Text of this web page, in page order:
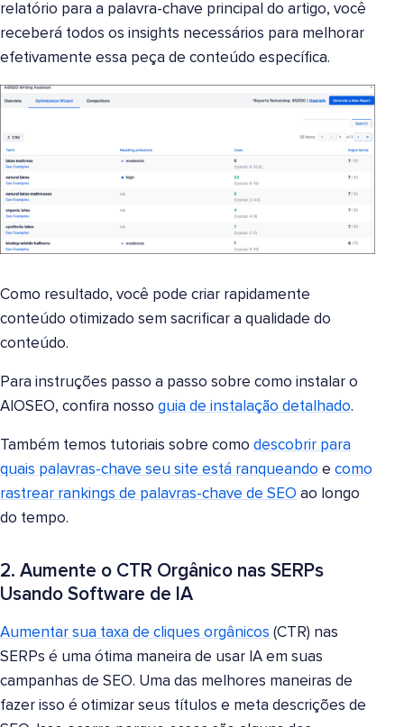
relatório para a palavra-chave principal do artigo, você
receberá todos os insights necessários para melhorar
efetivamente essa peça de conteúdo específica.
Como resultado, você pode criar rapidamente
conteúdo otimizado sem sacrificar a qualidade do
conteúdo.
Para instruções passo a passo sobre como instalar o
AIOSEO, confira nosso guia de instalação detalhado.
Também temos tutoriais sobre como descobrir para
quais palavras-chave seu site está ranqueando e como
rastrear rankings de palavras-chave de SEO ao longo
do tempo.
2. Aumente o CTR Orgânico nas SERPs
Usando Software de IA
Aumentar sua taxa de cliques orgânicos (CTR) nas
SERPs é uma ótima maneira de usar IA em suas
campanhas de SEO. Uma das melhores maneiras de
fazer isso é otimizar seus títulos e meta descrições de